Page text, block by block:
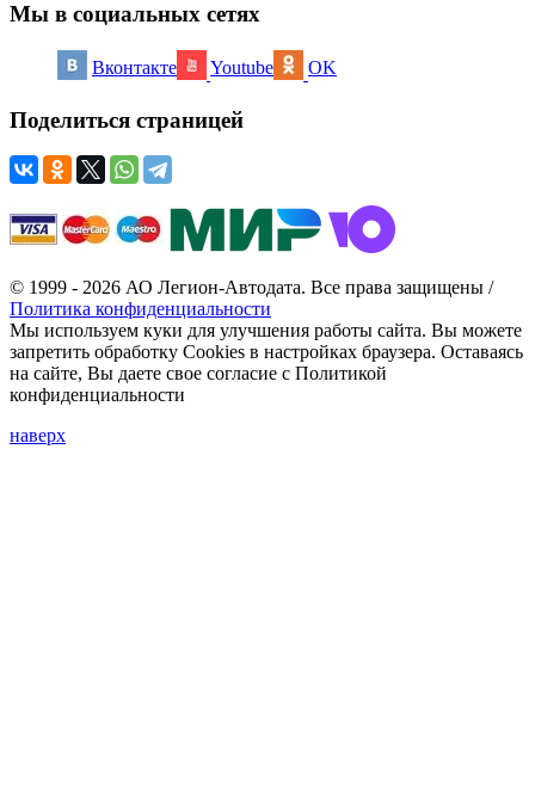
Мы в социальных сетях
Вконтакте Youtube OK
Поделиться страницей
© 1999 - 2026 АО Легион-Автодата. Все права защищены /
Политика конфиденциальности
Мы используем куки для улучшения работы сайта. Вы можете
запретить обработку Cookies в настройках браузера. Оставаясь
на сайте, Вы даете свое согласие с Политикой
конфиденциальности
наверх